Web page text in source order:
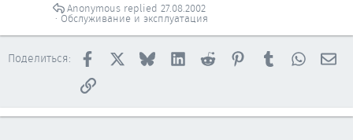
Обслуживание и эксплуатация
27.08.2002
Anonymous
Поделиться: Facebook BlueskyLinkedInReddit PinterestTumblr
Ссылка